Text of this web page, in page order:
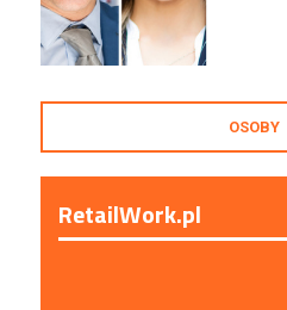
OSOBY
RetailWork.pl